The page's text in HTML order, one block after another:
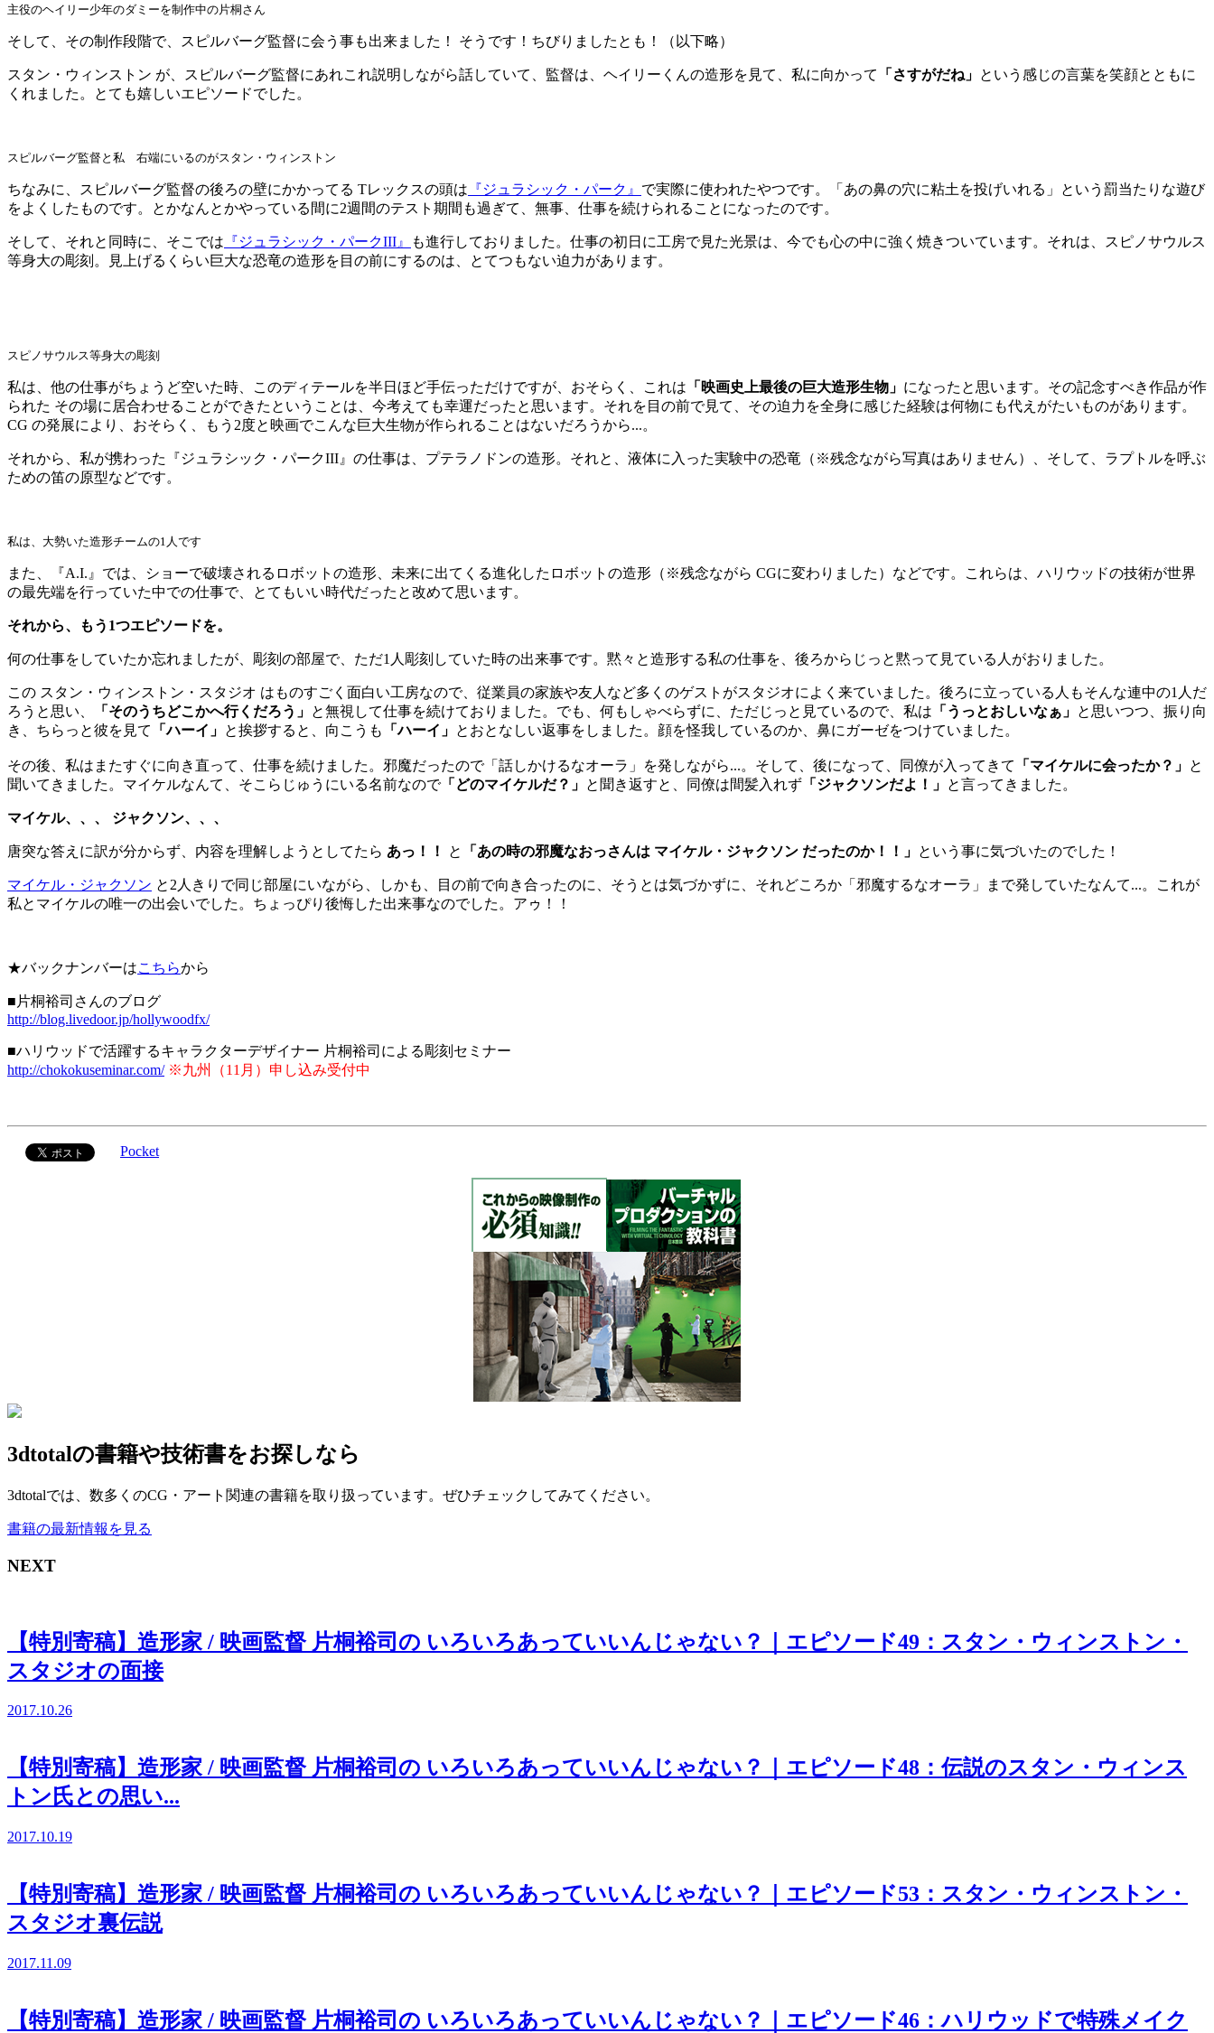
主役のヘイリー少年のダミーを制作中の片桐さん
そして、その制作段階で、スピルバーグ監督に会う事も出来ました！ そうです！ちびりましたとも！（以下略）
スタン・ウィンストン が、スピルバーグ監督にあれこれ説明しながら話していて、監督は、ヘイリーくんの造形を見て、私に向かって 「さすがだね」 という感じの言葉を笑顔とともに
くれました。とても嬉しいエピソードでした。
スピルバーグ監督と私 右端にいるのがスタン・ウィンストン
ちなみに、スピルバーグ監督の後ろの壁にかかってる Tレックスの頭は 『ジュラシック・パーク』 で実際に使われたやつです。「あの鼻の穴に粘土を投げいれる」という罰当たりな遊び
をよくしたものです。とかなんとかやっている間に2週間のテスト期間も過ぎて、無事、仕事を続けられることになったのです。
そして、それと同時に、そこでは 『ジュラシック・パークIII』
も進行しておりました。仕事の初日に工房で見た光景は、今でも心の中に強く焼きついています。それは、スピノサウルス
等身大の彫刻。見上げるくらい巨大な恐竜の造形を目の前にするのは、とてつもない迫力があります。
スピノサウルス等身大の彫刻
私は、他の仕事がちょうど空いた時、このディテールを半日ほど手伝っただけですが、おそらく、これは 「映画史上最後の巨大造形生物」 になったと思います。その記念すべき作品が作
られた その場に居合わせることができたということは、今考えても幸運だったと思います。それを目の前で見て、その迫力を全身に感じた経験は何物にも代えがたいものがあります。
CG の発展により、おそらく、もう2度と映画でこんな巨大生物が作られることはないだろうから...。
それから、私が携わった『ジュラシック・パークIII』の仕事は、プテラノドンの造形。それと、液体に入った実験中の恐竜（※残念ながら写真はありません）、そして、ラプトルを呼ぶ
ための笛の原型などです。
私は、大勢いた造形チームの1人です
また、『A.I.』では、ショーで破壊されるロボットの造形、未来に出てくる進化したロボットの造形（※残念ながら CGに変わりました）などです。これらは、ハリウッドの技術が世界
の最先端を行っていた中での仕事で、とてもいい時代だったと改めて思います。
それから、もう1つエピソードを。
何の仕事をしていたか忘れましたが、彫刻の部屋で、ただ1人彫刻していた時の出来事です。黙々と造形する私の仕事を、後ろからじっと黙って見ている人がおりました。
この スタン・ウィンストン・スタジオ はものすごく面白い工房なので、従業員の家族や友人など多くのゲストがスタジオによく来ていました。後ろに立っている人もそんな連中の1人だ
ろうと思い、
「そのうちどこかへ行くだろう」 と無視して仕事を続けておりました。でも、何もしゃべらずに、ただじっと見ているので、私は 「うっとおしいなぁ」 と思いつつ、振り向
き、ちらっと彼を見て
「ハーイ」 と挨拶すると、向こうも 「ハーイ」 とおとなしい返事をしました。顔を怪我しているのか、鼻にガーゼをつけていました。
その後、私はまたすぐに向き直って、仕事を続けました。邪魔だったので「話しかけるなオーラ」を発しながら...。そして、後になって、同僚が入ってきて 「マイケルに会ったか？」 と
聞いてきました。マイケルなんて、そこらじゅうにいる名前なので「どのマイケルだ？」 と聞き返すと、同僚は間髪入れず 「ジャクソンだよ！」 と言ってきました。
マイケル、、、 ジャクソン、、、
唐突な答えに訳が分からず、内容を理解しようとしてたら あっ！！ と 「あの時の邪魔なおっさんは マイケル・ジャクソン だったのか！！」 という事に気づいたのでした！
マイケル・ジャクソン と2人きりで同じ部屋にいながら、しかも、目の前で向き合ったのに、そうとは気づかずに、それどころか「邪魔するなオーラ」まで発していたなんて...。これが
私とマイケルの唯一の出会いでした。ちょっぴり後悔した出来事なのでした。アゥ！！
★バックナンバーはこちらから
■片桐裕司さんのブログ
http://blog.livedoor.jp/hollywoodfx/
■ハリウッドで活躍するキャラクターデザイナー 片桐裕司による彫刻セミナー
http://chokokuseminar.com/ ※九州（11月）申し込み受付中
Pocket
3dtotalの書籍や技術書をお探しなら
3dtotalでは、数多くのCG・アート関連の書籍を取り扱っています。ぜひチェックしてみてください。
書籍の最新情報を見る
NEXT
【特別寄稿】造形家 / 映画監督 片桐裕司の いろいろあっていいんじゃない？｜エピソード49：スタン・ウィンストン・
スタジオの面接
2017.10.26
【特別寄稿】造形家 / 映画監督 片桐裕司の いろいろあっていいんじゃない？｜エピソード48：伝説のスタン・ウィンス
トン氏との思い...
2017.10.19
【特別寄稿】造形家 / 映画監督 片桐裕司の いろいろあっていいんじゃない？｜エピソード53：スタン・ウィンストン・
スタジオ裏伝説
2017.11.09
【特別寄稿】造形家 / 映画監督 片桐裕司の いろいろあっていいんじゃない？｜エピソード46：ハリウッドで特殊メイク